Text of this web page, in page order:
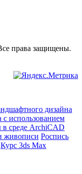
права защищены.
дизайна
использованием
в среде ArchiCAD
живописи Роспись
Курс 3ds Max